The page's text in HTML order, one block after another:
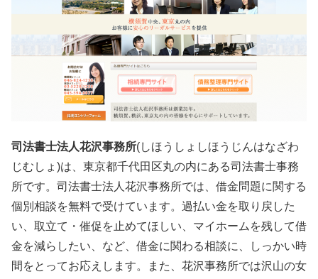
司法書士法人花沢事務所(しほうしょしほうじんはなざわ
じむしょ)は、東京都千代田区丸の内にある司法書士事務
所です。司法書士法人花沢事務所では、借金問題に関する
個別相談を無料で受けています。過払い金を取り戻した
い、取立て・催促を止めてほしい、マイホームを残して借
金を減らしたい、など、借金に関わる相談に、しっかい時
間をとってお応えします。また、花沢事務所では沢山の女